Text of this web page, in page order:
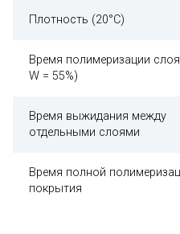
Плотность (20°С)
Время полимеризации
W = 55%)
Время выжидания между
отдельными слоями
Время полной
покрытия